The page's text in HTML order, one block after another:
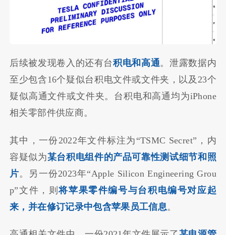
后续被发现卷入的还有台积电和高通。泄露数据内
至少包含16个疑似台积电文件或文件夹，以及23个
疑似高通文件或文件夹。台积电和高通均为iPhone
相关零部件供应商。
其中，一份2022年文件标注为“TSMC Secret”，内
容疑似为某台积电组件的产品可靠性测试细节和照
片。另一份2023年“Apple Silicon Engineering Grou
p”文件，则将苹果零件编号与台积电编号对应起
来，并在修订记录中包含苹果员工信息。